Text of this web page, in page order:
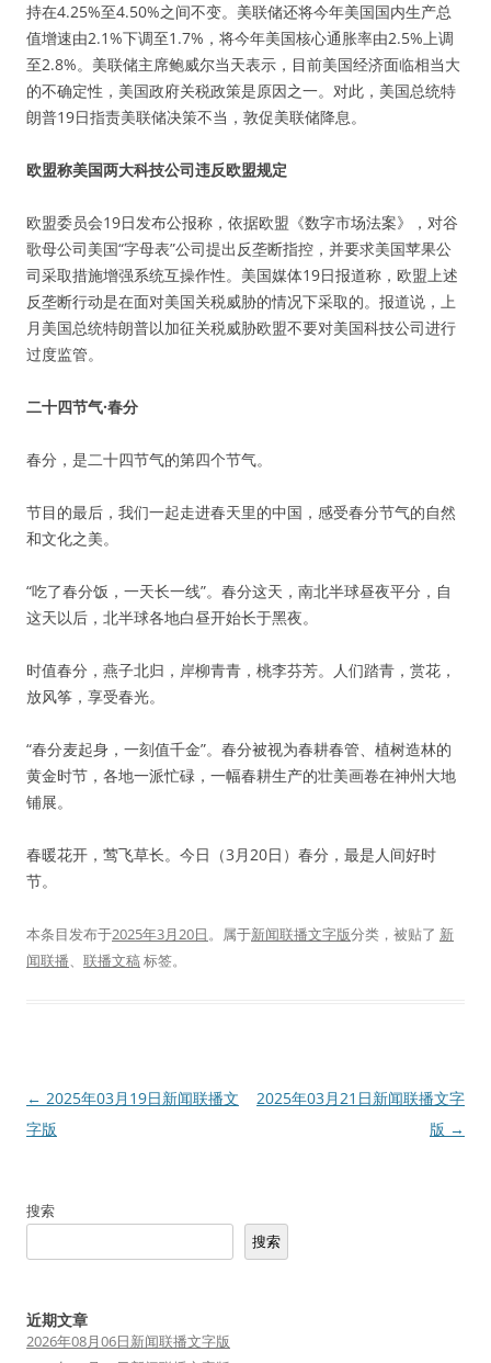
持在4.25%至4.50%之间不变。美联储还将今年美国国内生产总
值增速由2.1%下调至1.7%，将今年美国核心通胀率由2.5%上调
至2.8%。美联储主席鲍威尔当天表示，目前美国经济面临相当大
的不确定性，美国政府关税政策是原因之一。对此，美国总统特
朗普19日指责美联储决策不当，敦促美联储降息。
欧盟称美国两大科技公司违反欧盟规定
欧盟委员会19日发布公报称，依据欧盟《数字市场法案》，对谷
歌母公司美国“字母表”公司提出反垄断指控，并要求美国苹果公
司采取措施增强系统互操作性。美国媒体19日报道称，欧盟上述
反垄断行动是在面对美国关税威胁的情况下采取的。报道说，上
月美国总统特朗普以加征关税威胁欧盟不要对美国科技公司进行
过度监管。
二十四节气·春分
春分，是二十四节气的第四个节气。
节目的最后，我们一起走进春天里的中国，感受春分节气的自然
和文化之美。
“吃了春分饭，一天长一线”。春分这天，南北半球昼夜平分，自
这天以后，北半球各地白昼开始长于黑夜。
时值春分，燕子北归，岸柳青青，桃李芬芳。人们踏青，赏花，
放风筝，享受春光。
“春分麦起身，一刻值千金”。春分被视为春耕春管、植树造林的
黄金时节，各地一派忙碌，一幅春耕生产的壮美画卷在神州大地
铺展。
春暖花开，莺飞草长。今日（3月20日）春分，最是人间好时
节。
本条目发布于2025年3月20日。属于新闻联播文字版分类，被贴了 新
闻联播、 联播文稿标签。
文
章
← 2025年03月19日新闻联播文
字版
2025年03月21日新闻联播文字
版 →
搜索
搜索
近期文章
2026年08月06日新闻联播文字版